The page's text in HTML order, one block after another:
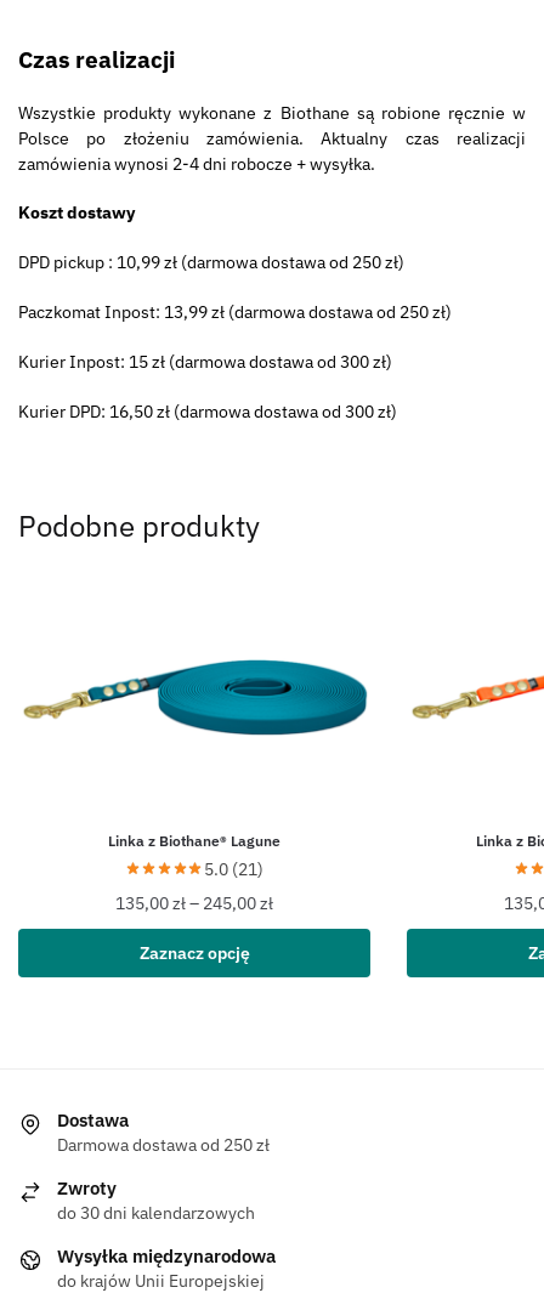
Czas realizacji
Wszystkie produkty wykonane z Biothane są robione ręcznie w
Polsce po złożeniu zamówienia. Aktualny czas realizacji
zamówienia wynosi 2-4 dni robocze + wysyłka.
Koszt dostawy
DPD pickup : 10,99 zł (darmowa dostawa od 250 zł)
Paczkomat Inpost: 13,99 zł (darmowa dostawa od 250 zł)
Kurier Inpost: 15 zł (darmowa dostawa od 300 zł)
Kurier DPD: 16,50 zł (darmowa dostawa od 300 zł)
Podobne produkty
Linka z Biothane® Lagune
5.0 (21)
135,00zł– 245,00zł
Zaznacz opcję
Linka z
Dostawa
Darmowa dostawa od 250 zł
Zwroty
do 30 dni kalendarzowych
Wysyłka międzynarodowa
do krajów Unii Europejskiej